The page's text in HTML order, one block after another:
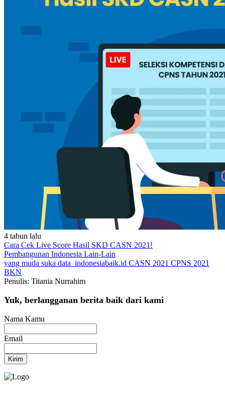
4 tahun lalu
Cara Cek Live Score Hasil SKD CASN 2021!
Pembangunan Indonesia Lain-Lain
yang muda suka data indonesiabaik.id CASN 2021 CPNS 2021
BKN
Penulis: Titania Nurrahim
Yuk, berlangganan berita baik dari kami
Nama Kamu
Email
Kirim